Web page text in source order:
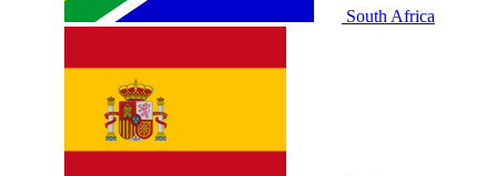
South Africa